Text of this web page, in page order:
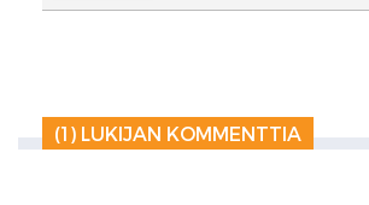
(1) LUKIJAN KOMMENTTIA